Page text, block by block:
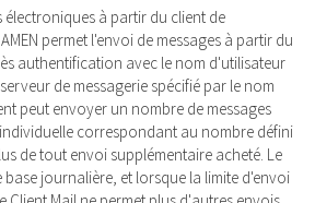
électroniques à partir du client de
permet l'envoi de messages à partir du
authentification avec le nom d'utilisateur
de messagerie spécifié par le nom
peut envoyer un nombre de messages
correspondant au nombre défini
de tout envoi supplémentaire acheté. Le
base journalière, et lorsque la limite d'envoi